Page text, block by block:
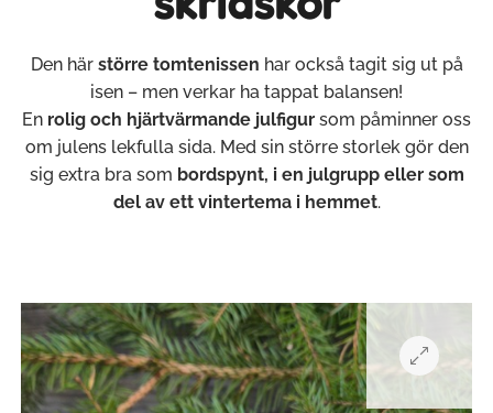
Den här större tomtenissen har också tagit sig ut på
isen – men verkar ha tappat balansen!
En rolig och hjärtvärmande julfigur som påminner oss
om julens lekfulla sida. Med sin större storlek gör den
sig extra bra som bordspynt, i en julgrupp eller som
del av ett vintertema i hemmet.